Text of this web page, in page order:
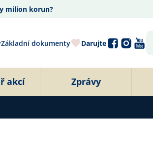
milion korun?
Základní dokumenty Darujte
akcí Zprávy